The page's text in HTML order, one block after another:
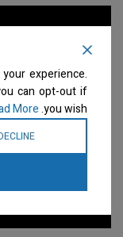
experience.
can opt-out if
you wish.
More